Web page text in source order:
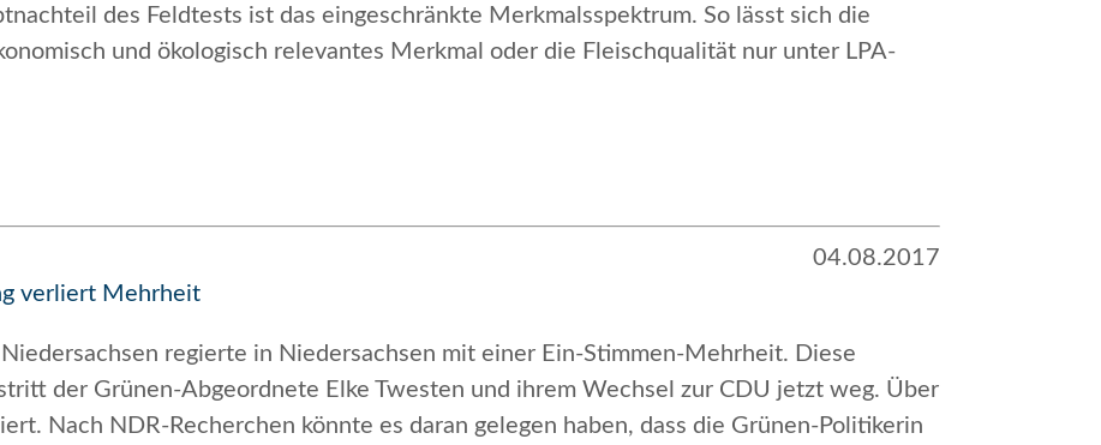
des Feldtests ist das eingeschränkte Merkmalsspektrum. So lässt sich die
und ökologisch relevantes Merkmal oder die Fleischqualität nur unter LPA-
04.08.2017
verliert Mehrheit
regierte in Niedersachsen mit einer Ein-Stimmen-Mehrheit. Diese
der Grünen-Abgeordnete Elke Twesten und ihrem Wechsel zur CDU jetzt weg. Über
Nach NDR-Recherchen könnte es daran gelegen haben, dass die Grünen-Politikerin